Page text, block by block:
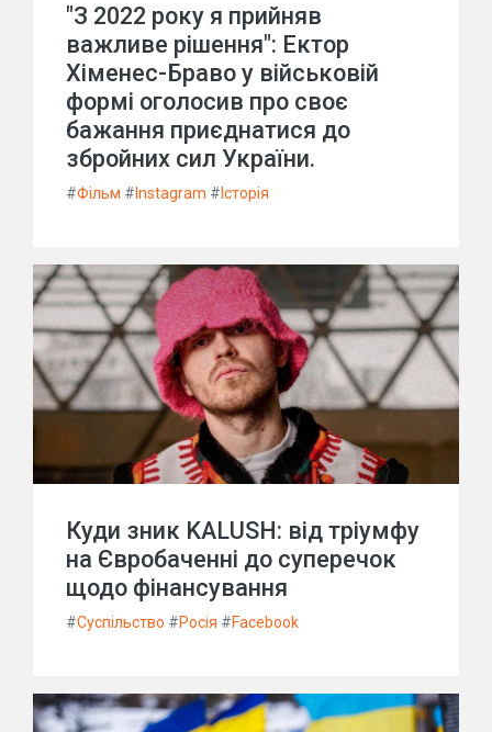
"З 2022 року я прийняв
важливе рішення": Ектор
Хіменес-Браво у військовій
формі оголосив про своє
бажання приєднатися до
збройних сил України.
#Фільм # Instagram # Історія
Куди зник KALUSH: від тріумфу
на Євробаченні до суперечок
щодо фінансування
#Суспільство #Росія #Facebook